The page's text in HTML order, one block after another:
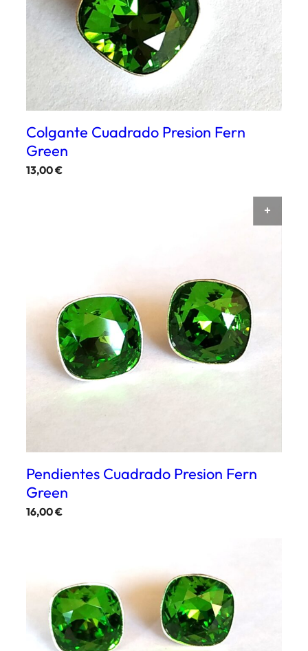
Colgante Cuadrado Presion Fern
Green
13,00€
Pendientes Cuadrado Presion Fern
Green
16,00€